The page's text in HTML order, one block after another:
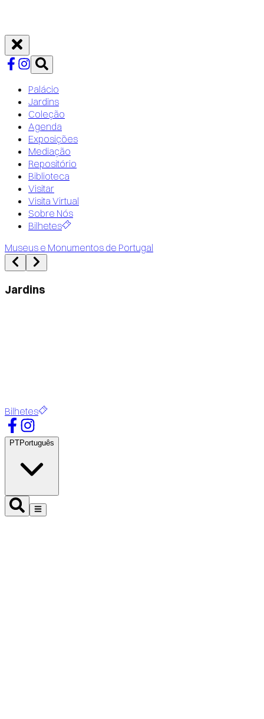
Palácio
Jardins
Coleção
Agenda
Exposições
Mediação
Repositório
Biblioteca
Visitar
Visita Virtual
Sobre Nós
Bilhetes
Museus e Monumentos de Portugal
Jardins
Bilhetes
PTPortuguês